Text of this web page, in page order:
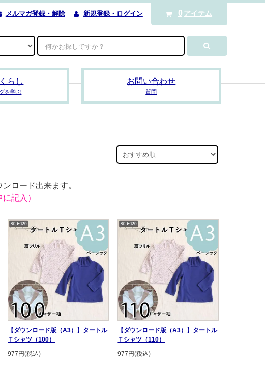
メルマガ登録・解除 新規登録・ログイン 0 アイテム
らし
を学ぶ
お問い合わせ
質問
ンロード出来ます。
記入）
【ダウンロード版（A3）】タートル
Ｔシャツ（100）
977円(税込)
【ダウンロード版（A3）】タートル
Ｔシャツ（110）
977円(税込)